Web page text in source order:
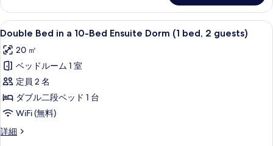
示
す
る
べ
て
の
写
真
を
表
示
す
6-
Bed
Dorm
詳
細
Double
Bed
in
a
10-
Bed
Ensuite
Dorm
(1
防音設備、WiFi (無料)、客室ごとに
8
Double Bed in a 10-Bed Ensuite Dorm (1 bed, 2 guests)
20 ㎡
ベッドルーム 1 室
定員 2 名
ダブル二段ベッド 1 台
WiFi (無料)
詳細
Double